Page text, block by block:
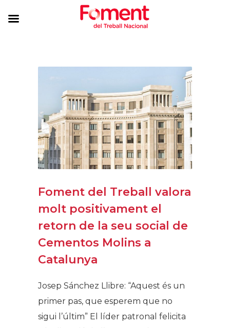
Foment del Treball valora
molt positivament el
retorn de la seu social de
Cementos Molins a
Catalunya
Josep Sánchez Llibre: “Aquest és un
primer pas, que esperem que no
sigui l’últim” El líder patronal felicita